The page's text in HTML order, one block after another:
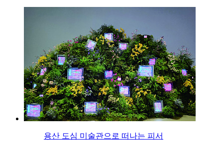
용산 도심 미술관으로 떠나는 피서